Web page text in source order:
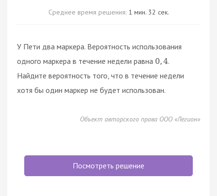
Среднее время решения: 1 мин. 32 сек.
У Пети два маркера. Вероятность использования
одного маркера в течение недели равна 0,4.
Найдите вероятность того, что в течение недели
хотя бы один маркер не будет использован.
Объект авторского права ООО «Легион»
Посмотреть решение